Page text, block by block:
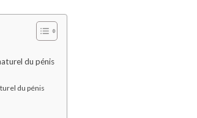
du pénis
du pénis